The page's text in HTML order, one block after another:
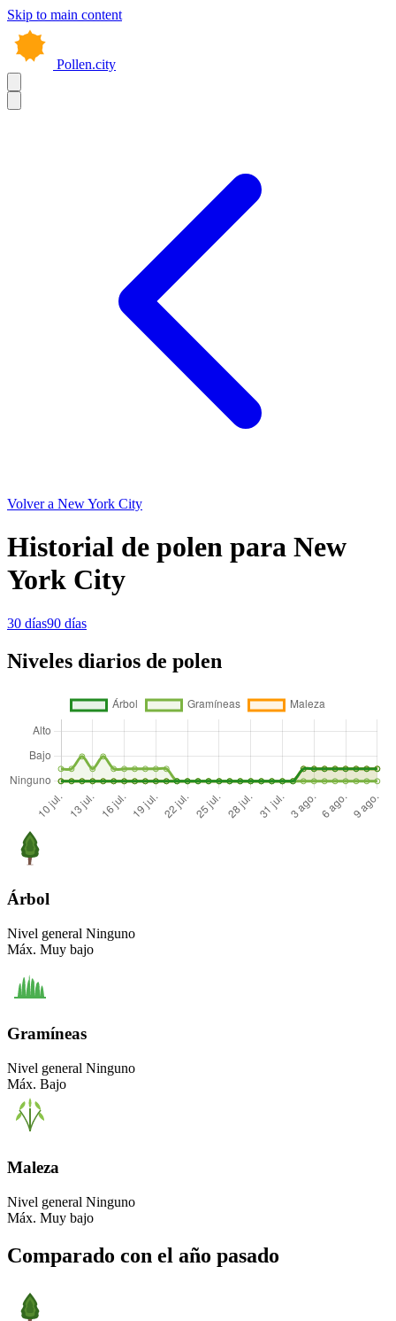
Skip to main content
Pollen.city
Volver a New York City
Historial de polen para New
York City
30 días90 días
Niveles diarios de polen
Árbol
Nivel general Ninguno
Máx. Muy bajo
Gramíneas
Nivel general Ninguno
Máx. Bajo
Maleza
Nivel general Ninguno
Máx. Muy bajo
Comparado con el año pasado